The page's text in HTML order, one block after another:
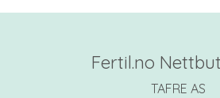
Fertil.no
TAFRE AS